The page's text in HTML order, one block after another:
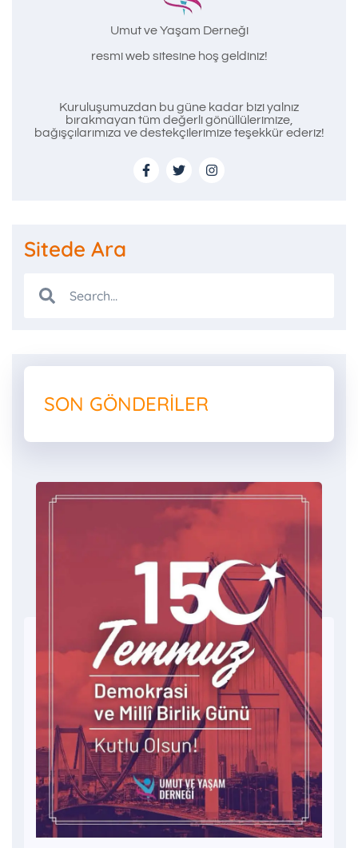
Umut ve Yaşam Derneği
resmi web sitesine hoş geldiniz!
Kuruluşumuzdan bu güne kadar bizi yalnız
bırakmayan tüm değerli gönüllülerimize,
bağışçılarımıza ve destekçilerimize teşekkür ederiz!
Sitede Ara
SON GÖNDERILER